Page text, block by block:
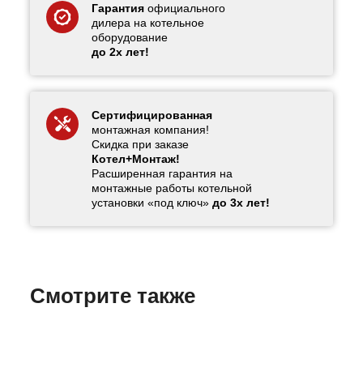
Гарантия официального
дилера на котельное
оборудование
до 2х лет!
Сертифицированная
монтажная компания!
Скидка при заказе
Котел+Монтаж!
Расширенная гарантия на
монтажные работы котельной
установки «под ключ» до 3х лет!
Смотрите также